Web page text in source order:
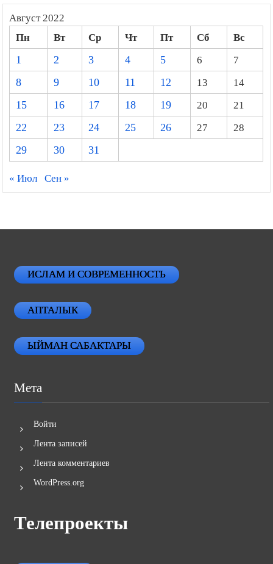
Август 2022
Пн Вт Ср Чт Пт Сб
Вс
1
2 3 4 5 6
7
8
9 10 11 12 13
14
15
16 17 18 19 20
21
22
23 24 25 26 27
28
29
30 31
« Июл Сен »
ИСЛАМ И СОВРЕМЕННОСТЬ
АПТАЛЫК
ЫЙМАН САБАКТАРЫ
Мета
Войти
Лента записей
Лента комментариев
WordPress.org
Телепроекты